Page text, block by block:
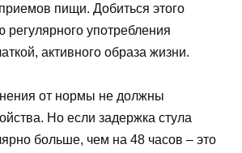
пищи. Добиться этого
употребления
активного образа жизни.
от нормы не должны
Но если задержка стула
больше, чем на 48 часов – это